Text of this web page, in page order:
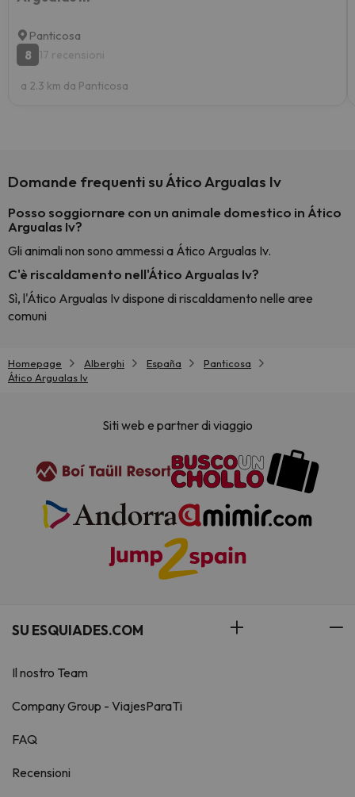
Panticosa
8
17 recensioni
a 2.3 km da Panticosa
Domande frequenti su Ático Argualas Iv
Posso soggiornare con un animale domestico in Ático
Argualas Iv?
Gli animali non sono ammessi a Ático Argualas Iv.
C'è riscaldamento nell'Ático Argualas Iv?
Sì, l'Ático Argualas Iv dispone di riscaldamento nelle aree
comuni
Homepage Alberghi España
Panticosa
Ático Argualas Iv
Siti web e partner di viaggio
SU ESQUIADES.COM
Il nostro Team
Company Group - ViajesParaTi
FAQ
Recensioni